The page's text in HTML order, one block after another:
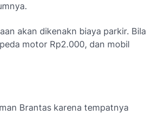
akan dikenakn biaya parkir. Bila
motor Rp2.000, dan mobil
Brantas karena tempatnya